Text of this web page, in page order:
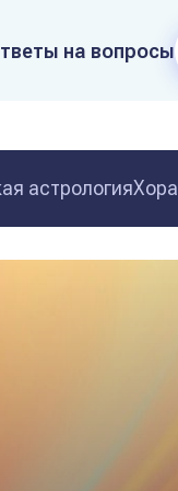
на вопросы
астрология